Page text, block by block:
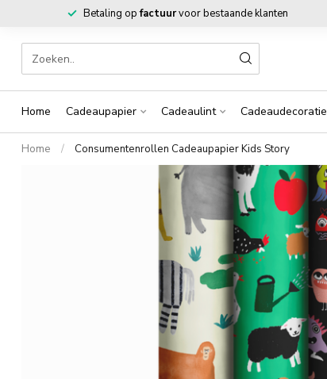
Betaling opfactuurvoor bestaande klanten
Home Cadeaupapier Cadeaulint Cadeaudecoratie
Home / Consumentenrollen Cadeaupapier Kids Story